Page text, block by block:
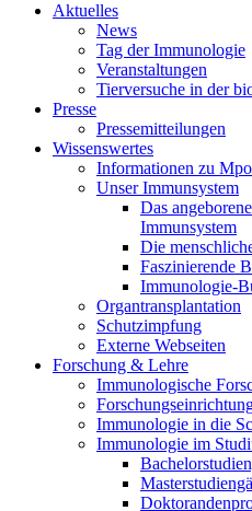
Aktuelles
News
Tag der Immunologie
Veranstaltungen
Tierversuche in der
Presse
Pressemitteilungen
Wissenswertes
Informationen zu
Unser Immunsystem
Das
Immunsystem
Die
Faszinierende
Immunologie-
Organtransplantation
Schutzimpfung
Externe Webseiten
Forschung & Lehre
Immunologische
Immunologie in die
Immunologie im